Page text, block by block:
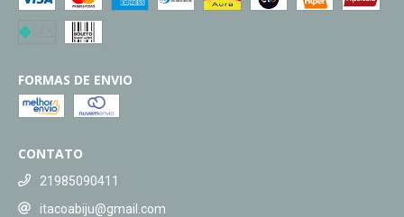
FORMAS DE ENVIO
CONTATO
21985090411
itacoabiju@gmail.com